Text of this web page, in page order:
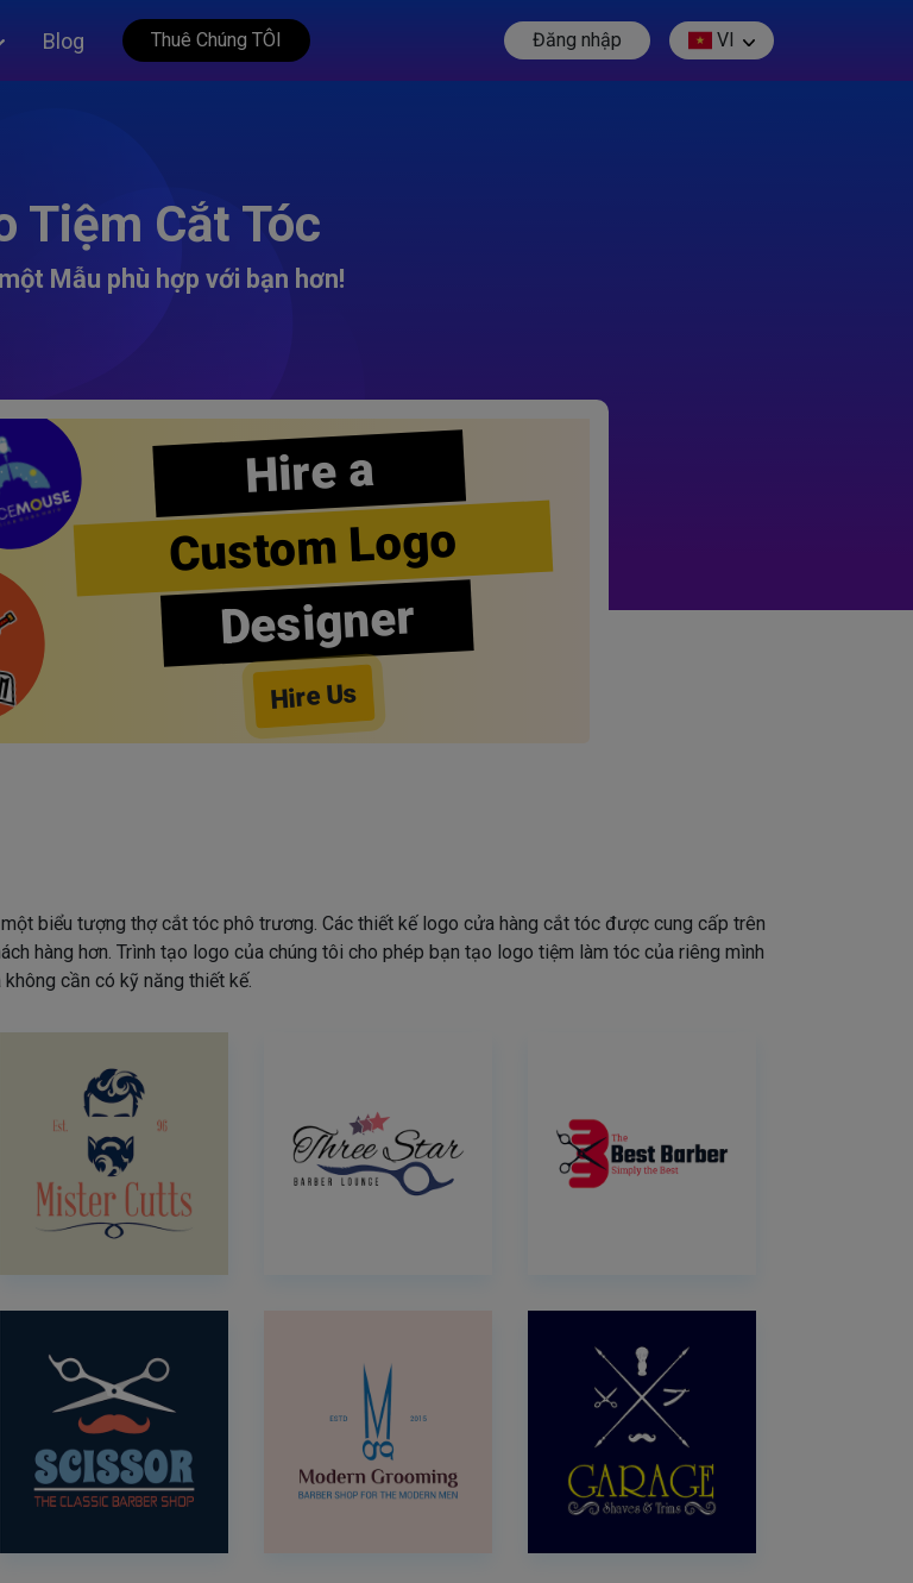
Blog Thuê Chúng TÔI Đăng nhập VI
Tiệm Cắt Tóc
Mẫu phù hợp với bạn hơn!
Hire a
Custom Logo
Designer
Hire Us
biểu tượng thợ cắt tóc phô trương. Các thiết kế logo cửa hàng cắt tóc được cung cấp trên
hàng hơn. Trình tạo logo của chúng tôi cho phép bạn tạo logo tiệm làm tóc của riêng mình
không cần có kỹ năng thiết kế.